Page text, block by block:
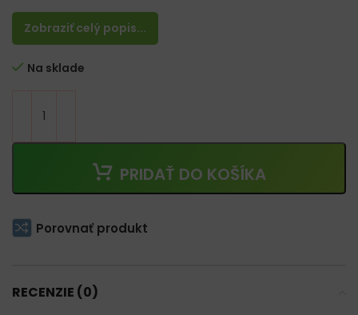
Zobraziť celý popis...
– S vôňou aloe
Na sklade
PRIDAŤ DO KOŠÍKA
Porovnať produkt
RECENZIE (0)